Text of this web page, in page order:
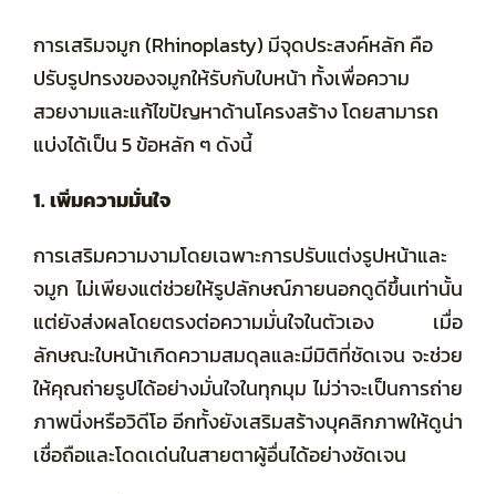
การเสริมจมูก (Rhinoplasty) มีจุดประสงค์หลัก คือ
ปรับรูปทรงของจมูกให้รับกับใบหน้า ทั้งเพื่อความ
สวยงามและแก้ไขปัญหาด้านโครงสร้าง โดยสามารถ
แบ่งได้เป็น 5 ข้อหลัก ๆ ดังนี้
1. เพิ่มความมั่นใจ
การเสริมความงามโดยเฉพาะการปรับแต่งรูปหน้าและ
จมูก ไม่เพียงแต่ช่วยให้รูปลักษณ์ภายนอกดูดีขึ้นเท่านั้น
แต่ยังส่งผลโดยตรงต่อความมั่นใจในตัวเอง เมื่อ
ลักษณะใบหน้าเกิดความสมดุลและมีมิติที่ชัดเจน จะช่วย
ให้คุณถ่ายรูปได้อย่างมั่นใจในทุกมุม ไม่ว่าจะเป็นการถ่าย
ภาพนิ่งหรือวิดีโอ อีกทั้งยังเสริมสร้างบุคลิกภาพให้ดูน่า
เชื่อถือและโดดเด่นในสายตาผู้อื่นได้อย่างชัดเจน